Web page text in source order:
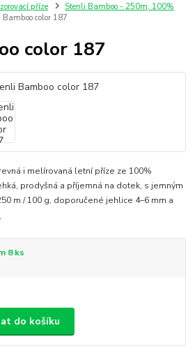
příze
Stenli Bamboo - 250m, 100%
Bamboo color 187
color 187
i melírovaná letní příze ze 100%
prodyšná a příjemná na dotek, s jemným
m / 100 g, doporučené jehlice 4–6 mm a
8 ks
do košíku